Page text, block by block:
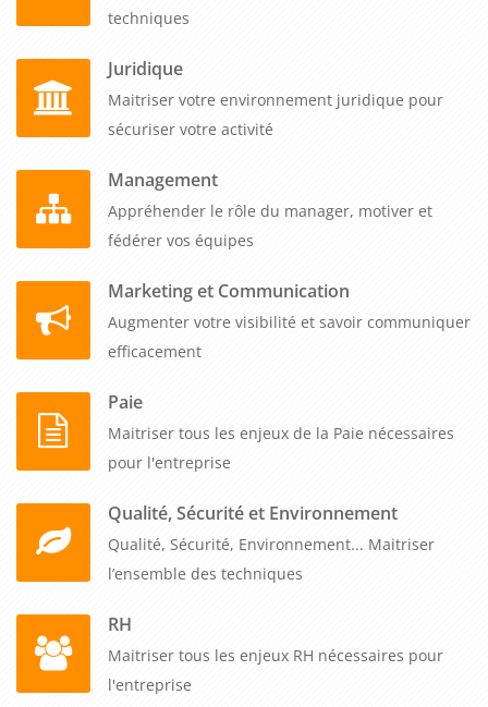
techniques
Juridique
Maitriser votre environnement juridique pour
sécuriser votre activité
Management
Appréhender le rôle du manager, motiver et
fédérer vos équipes
Marketing et Communication
Augmenter votre visibilité et savoir communiquer
efficacement
Paie
Maitriser tous les enjeux de la Paie nécessaires
pour l'entreprise
Qualité, Sécurité et Environnement
Qualité, Sécurité, Environnement... Maitriser
l’ensemble des techniques
RH
Maitriser tous les enjeux RH nécessaires pour
l'entreprise